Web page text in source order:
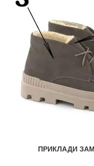
ПРИКЛАДИ